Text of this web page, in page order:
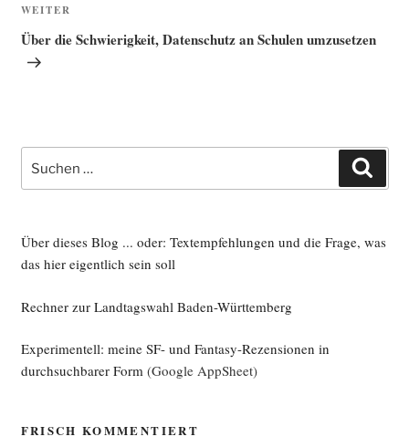
Nächster
Beitrag
WEITER
Über die Schwierigkeit, Datenschutz an Schulen umzusetzen
nach:
Über dieses Blog ... oder: Textempfehlungen und die Frage, was
das hier eigentlich sein soll
Rechner zur Landtagswahl Baden-Württemberg
Experimentell: meine SF- und Fantasy-Rezensionen in
durchsuchbarer Form(Google AppSheet)
FRISCH KOMMENTIERT